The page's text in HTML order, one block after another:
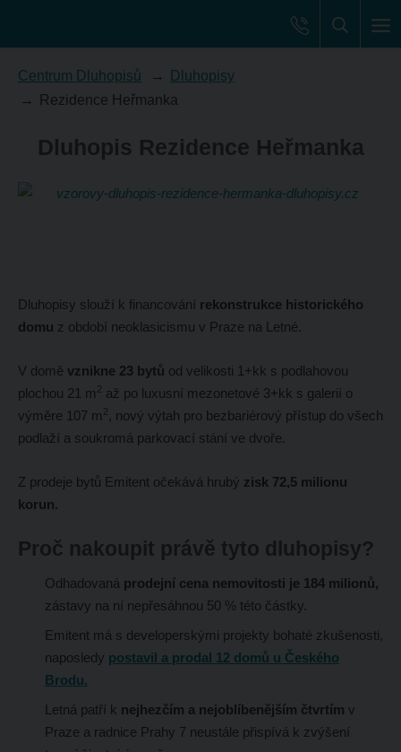
Centrum Dluhopisů
Dluhopisy
Rezidence Heřmanka
Dluhopis Rezidence Heřmanka
Dluhopisy slouží k financování rekonstrukce historického
domu z období neoklasicismu v Praze na Letné.
V domě vznikne 23 bytů od velikosti 1+kk s podlahovou
plochou 21 m 2 až po luxusní mezonetové 3+kk s galerií o
výměre 107 m 2 , nový výtah pro bezbariérový přístup do všech
podlaží a soukromá parkovací stání ve dvoře.
Z prodeje bytů Emitent očekává hrubý zisk 72,5 milionu
korun.
Proč nakoupit právě tyto dluhopisy?
Odhadovaná prodejní cena nemovitosti je 184 milionů,
zástavy na ní nepřesáhnou 50 % této částky.
Emitent má s developerskými projekty bohaté zkušenosti,
naposledy postavil a prodal 12 domů u Českého
Brodu.
Letná patří k nejhezčím a nejoblíbenějším čtvrtím v
Praze a radnice Prahy 7 neustále přispívá k zvýšení